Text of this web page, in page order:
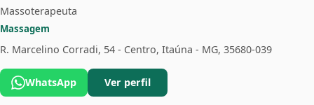
Massoterapeuta
Massagem
R. Marcelino Corradi, 54 - Centro, Itaúna - MG, 35680-039
WhatsApp Ver perfil